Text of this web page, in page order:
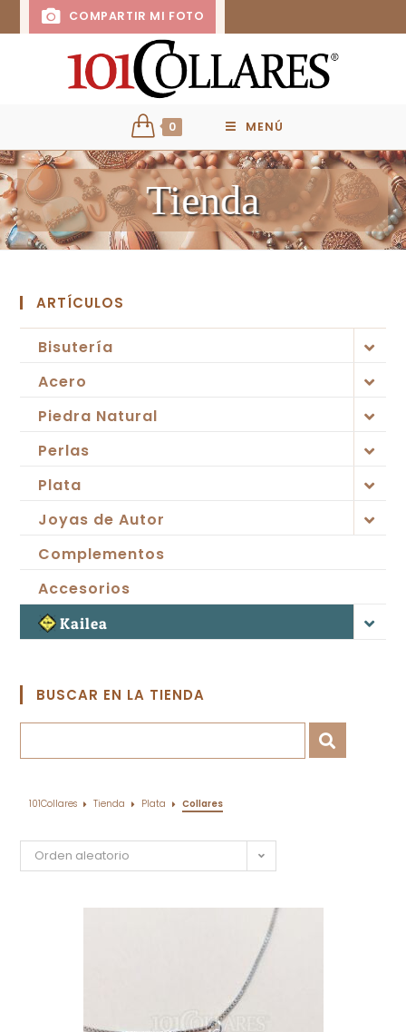
COMPARTIR MI FOTO
0 MENÚ
Tienda
ARTÍCULOS
Bisutería
Acero
Piedra Natural
Perlas
Plata
Joyas de Autor
Complementos
Accesorios
Kailea
BUSCAR EN LA TIENDA
101Collares Tienda Plata Collares
Orden aleatorio